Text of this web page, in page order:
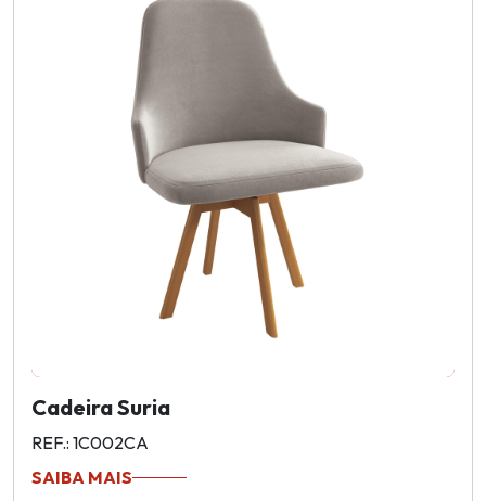
Cadeira Suria
REF.: 1C002CA
SAIBA MAIS